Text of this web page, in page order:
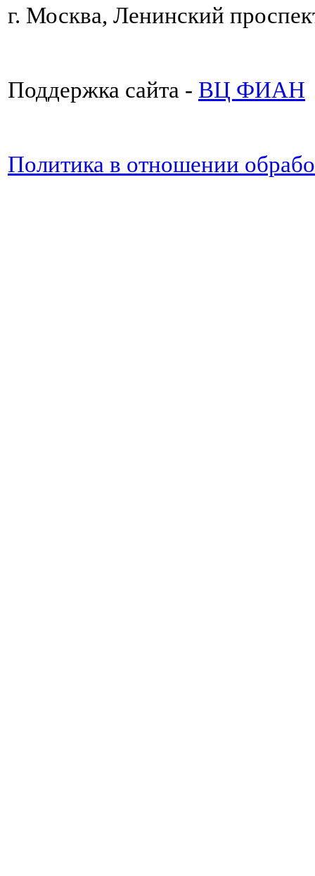
г. Москва, Ленинский
Поддержка сайта - ВЦ ФИАН
Политика в отношении